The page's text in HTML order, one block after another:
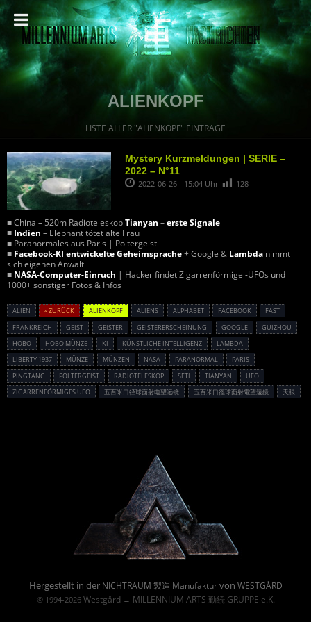
ALIENKOPF
LISTE ALLER "ALIENKOPF" EINTRÄGE
Mystery Kurzmeldungen | SERIE –
2022 – N°11
2022-06-26 - 15:04 Uhr 128
■ China – 520m RadioteleskopTianyan –erste Signale
■ Indien – Elephant tötet alte Frau
■ Paranormales aus Paris | Poltergeist
■ Facebook-KI entwickelte Geheimsprache+ Google & Lambda nimmt
sich eigenen Anwalt
■ NASA-Computer-Einruch | Hacker findet Zigarrenförmige -UFOs und
1000+ sonstiger Fotos & Infos
ALIEN « ZURÜCK ALIENKOPF ALIENS ALPHABET FACEBOOK
FAST
FRANKREICH
GEIST GEISTER GEISTERERSCHEINUNG GOOGLE
GUIZHOU
HOBO
HOBO MÜNZE KI KÜNSTLICHE INTELLIGENZ
LAMBDA
LIBERTY 1937
MÜNZE MÜNZEN NASA PARANORMAL
PARIS
PINGTANG
POLTERGEIST RADIOTELESKOP SETI TIANYAN
UFO
ZIGARRENFÖRMIGES UFO
五百米口径球面射电望远镜 五百米口徑球面射電望遠鏡 天眼
Hergestellt in der NICHTRAUM 製造 Manufakturvon WESTGÅRD
© 1994-2026 Westgård→ MILLENNIUM ARTS 勤続 GRUPPE e.K.
Powered By :